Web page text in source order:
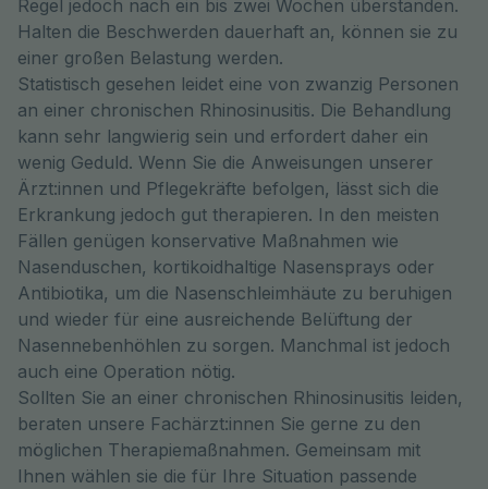
Regel jedoch nach ein bis zwei Wochen überstanden.
Halten die Beschwerden dauerhaft an, können sie zu
einer großen Belastung werden.
Statistisch gesehen leidet eine von zwanzig Personen
an einer chronischen Rhinosinusitis. Die Behandlung
kann sehr langwierig sein und erfordert daher ein
wenig Geduld. Wenn Sie die Anweisungen unserer
Ärzt:innen und Pflegekräfte befolgen, lässt sich die
Erkrankung jedoch gut therapieren. In den meisten
Fällen genügen konservative Maßnahmen wie
Nasenduschen, kortikoidhaltige Nasensprays oder
Antibiotika, um die Nasenschleimhäute zu beruhigen
und wieder für eine ausreichende Belüftung der
Nasennebenhöhlen zu sorgen. Manchmal ist jedoch
auch eine Operation nötig.
Sollten Sie an einer chronischen Rhinosinusitis leiden,
beraten unsere Fachärzt:innen Sie gerne zu den
möglichen Therapiemaßnahmen. Gemeinsam mit
Ihnen wählen sie die für Ihre Situation passende